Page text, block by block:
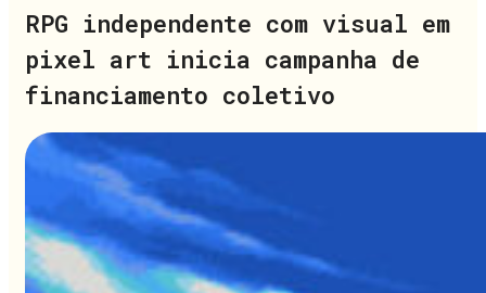
RPG independente com visual em
pixel art inicia campanha de
financiamento coletivo